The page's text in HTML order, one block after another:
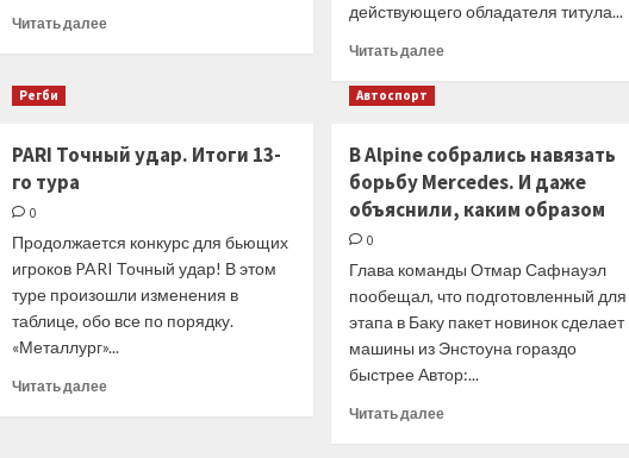
Читать далееПрочитать
мая.
захватил
лидерство
в
с
действующего обладателя титула...
Читать далееПрочитать
мая.
Российская
Газета.
повел
в
финальной
серии
мужской
Суперлиги
с
Регби
PARI Точный удар. Итоги 13-
го тура
0
Продолжается конкурс для бьющих
игроков PARI Точный удар! В этом
туре произошли изменения в
таблице, обо все по порядку.
«Металлург»...
Читать далееПрочитать
Автоспорт
В Alpine собрались навязать
борьбу Mercedes. И даже
объяснили, каким образом
0
Глава команды Отмар Сафнауэл
пообещал, что подготовленный для
этапа в Баку пакет новинок сделает
машины из Энстоуна гораздо
быстрее Автор:...
Читать далееПрочитать